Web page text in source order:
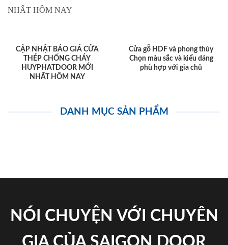
CẬP NHẬT BÁO GIÁ CỬA
THÉP CHỐNG CHÁY
HUYPHATDOOR MỚI
NHẤT HÔM NAY
Cửa gỗ HDF và phong thủy
Chọn màu sắc và kiểu dáng
phù hợp với gia chủ
DANH MỤC SẢN PHẨM
NÓI CHUYỆN VỚI CHUYÊN